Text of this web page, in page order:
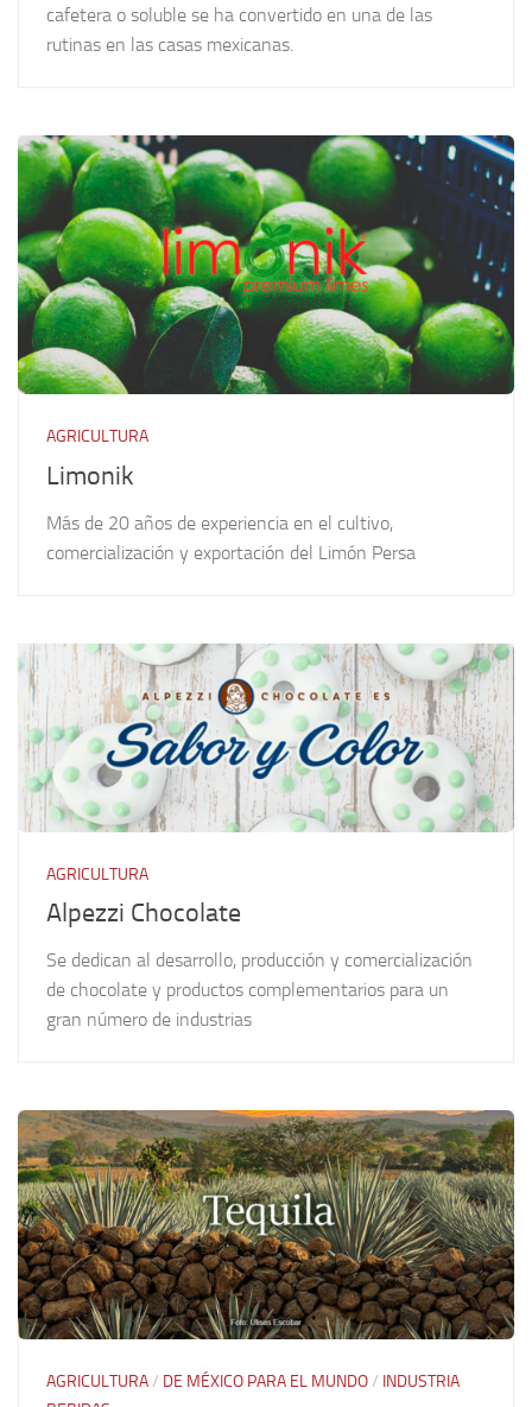
cafetera o soluble se ha convertido en una de las
rutinas en las casas mexicanas.
AGRICULTURA
Limonik
Más de 20 años de experiencia en el cultivo,
comercialización y exportación del Limón Persa
AGRICULTURA
Alpezzi Chocolate
Se dedican al desarrollo, producción y comercialización
de chocolate y productos complementarios para un
gran número de industrias
AGRICULTURA/ DE MÉXICO PARA EL MUNDO/ INDUSTRIA